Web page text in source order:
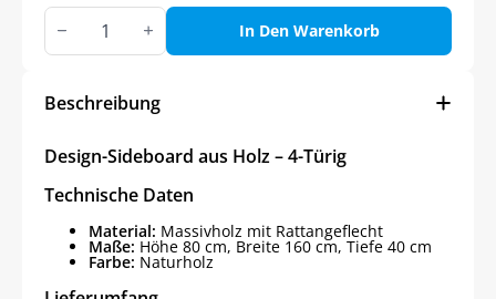
Design-
Sideboard
aus
4-
In Den Warenkorb
Beschreibung
Design-Sideboard aus Holz – 4-Türig
Technische Daten
Material: Massivholz mit Rattangeflecht
Maße: Höhe 80 cm, Breite 160 cm, Tiefe 40 cm
Farbe: Naturholz